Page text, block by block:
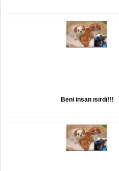
Beni insan ısırdı!!!